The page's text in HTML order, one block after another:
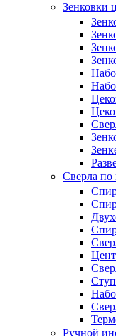
Зенковки
Сверла по
Ручной